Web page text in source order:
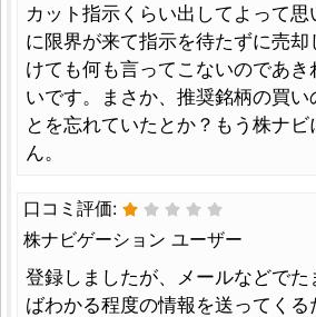
カット指示くらい出してよって
に限界が来て指示を待たずに売
けても何も言ってこないのであ
いです。まさか、推奨銘柄の買い
とを忘れていたとか？もう株ナ
ん。
口コミ評価:
株ナビゲーション ユーザー
登録しましたが、メールなどで
ばわかる程度の情報を送ってく